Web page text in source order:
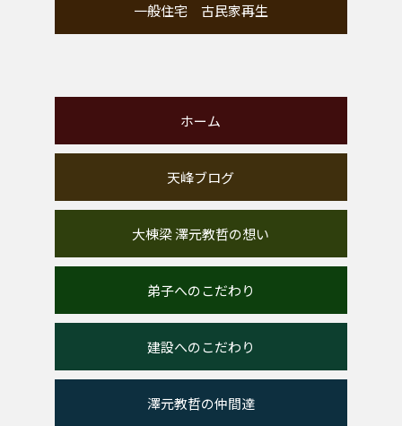
一般住宅 古民家再生
ホーム
天峰ブログ
大棟梁 澤元教哲の想い
弟子へのこだわり
建設へのこだわり
澤元教哲の仲間達